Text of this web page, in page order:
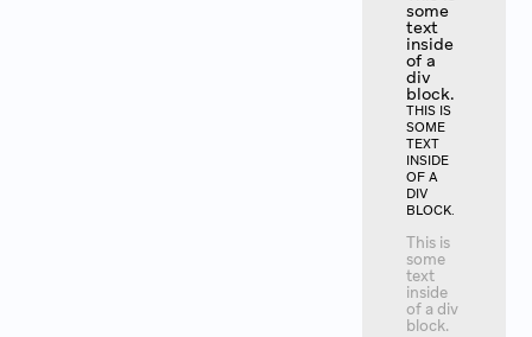
some
text
inside
of a
div
block.
THIS IS
SOME
TEXT
INSIDE
OF A
DIV
BLOCK.
This is
some
text
inside
of a div
block.